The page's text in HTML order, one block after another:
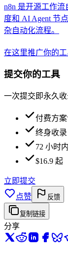
n8n 是开源工作
度和 AI Agent 节
杂自动化流程。
在这里推广你的
提交你的工具
一次提交即永久
付费方
终身收录
72 小时
$16.9 起
立即提交
点赞
反馈
复制链接
分享